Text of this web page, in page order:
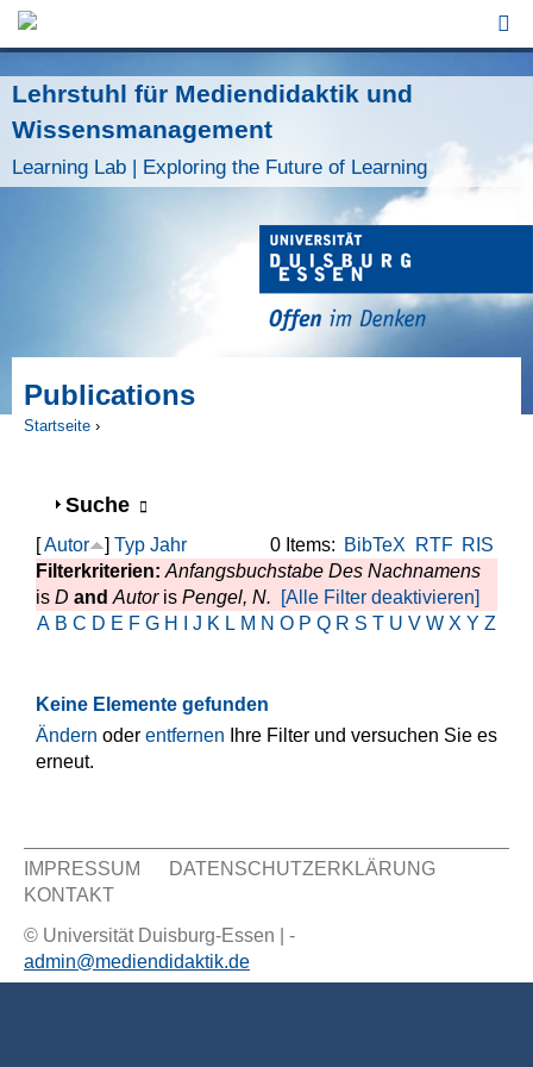
Lehrstuhl für Mediendidaktik und
Wissensmanagement
Learning Lab | Exploring the Future of Learning
Publications
Startseite ›
Anzeigen
Suche
0 Items: BibTeX RTF RIS
[Autor ] Typ Jahr
Filterkriterien: Anfangsbuchstabe Des Nachnamens
is D and Autoris Pengel, N.
[Alle Filter deaktivieren]
A B C D E F G H J K L M N O P Q R S T U V W X Y Z
Keine Elemente gefunden
Ändern oder entfernen Ihre Filter und versuchen Sie es
erneut.
Sekundär Menü
IMPRESSUM
DATENSCHUTZERKLÄRUNG
KONTAKT
© Universität Duisburg-Essen | -
admin@mediendidaktik.de